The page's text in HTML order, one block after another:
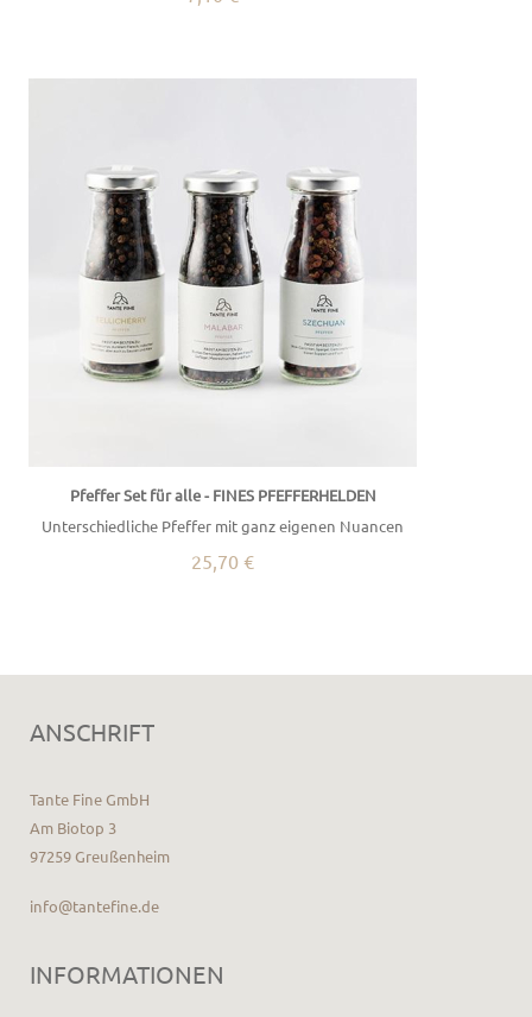
Pfeffer Set für alle - FINES PFEFFERHELDEN
Unterschiedliche Pfeffer mit ganz eigenen Nuancen
25,70 €
ANSCHRIFT
Tante Fine GmbH
Am Biotop 3
97259 Greußenheim
info@tantefine.de
INFORMATIONEN